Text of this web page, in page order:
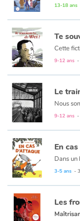
13-18 ans
Te
9-12 ans -
Le
9-12 ans -
En
Dans un
3-5 ans -
Les